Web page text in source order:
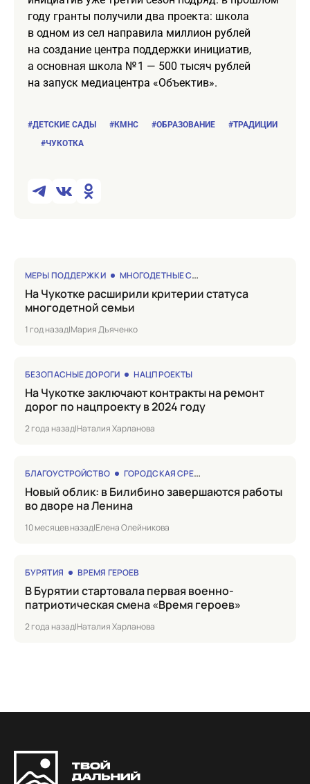
году гранты получили два проекта: школа
в одном из сел направила миллион рублей
на создание центра поддержки инициатив,
а основная школа № 1 — 500 тысяч рублей
на запуск медиацентра «Объектив».
#ДЕТСКИЕ САДЫ #КМНС #ОБРАЗОВАНИЕ
#ТРАДИЦИИ
#ЧУКОТКА
МЕРЫ ПОДДЕРЖКИ МНОГОДЕТНЫЕ СЕМЬИ
на Чукотке расширили критерии статуса
многодетной семьи
1 год назад|Мария Дъяченко
БЕЗОПАСНЫЕ ДОРОГИ НАЦПРОЕКТЫ
на Чукотке заключают контракты на ремонт
дорог по нацпроекту в 2024 году
2 года назад|Наталия Харланова
БЛАГОУСТРОЙСТВО ГОРОДСКАЯ СРЕДА
Новый облик: в Билибино завершаются работы
во дворе на Ленина
10 месяцев назад|Елена Олейникова
БУРЯТИЯ ВРЕМЯ ГЕРОЕВ
в Бурятии стартовала первая военно-
патриотическая смена «Время героев»
2 года назад|Наталия Харланова